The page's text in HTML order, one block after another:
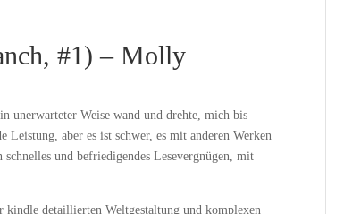
#1) – Molly
unerwarteter Weise wand und drehte, mich bis
Leistung, aber es ist schwer, es mit anderen Werken
und befriedigendes Lesevergnügen, mit
kindle detaillierten Weltgestaltung und komplexen